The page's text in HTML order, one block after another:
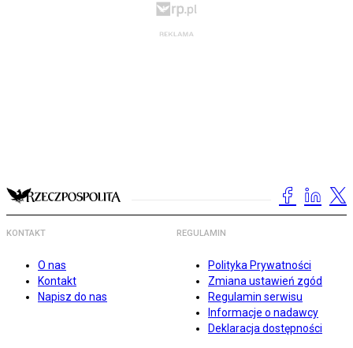
KONTAKT
O nas
Kontakt
Napisz do nas
REGULAMIN
Polityka Prywatności
Zmiana ustawień zgód
Regulamin serwisu
Informacje o nadawcy
Deklaracja dostępności